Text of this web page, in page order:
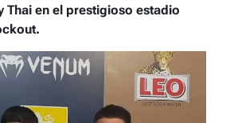
Thai en el prestigioso estadio